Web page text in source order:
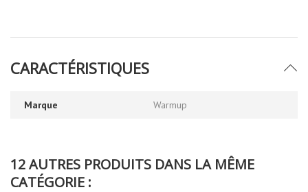
CARACTÉRISTIQUES
Marque Warmup
12 AUTRES PRODUITS DANS LA MÊME
CATÉGORIE :